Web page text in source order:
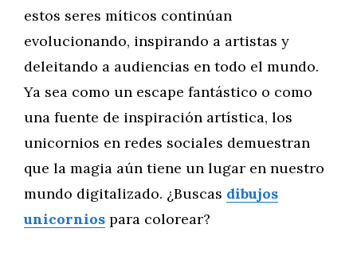
estos seres míticos continúan
evolucionando, inspirando a artistas y
deleitando a audiencias en todo el mundo.
Ya sea como un escape fantástico o como
una fuente de inspiración artística, los
unicornios en redes sociales demuestran
que la magia aún tiene un lugar en nuestro
mundo digitalizado. ¿Buscas dibujos
unicornios para colorear?